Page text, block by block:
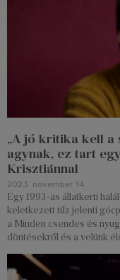
„A jó kritika kell a
agynak, ez tart
Krisztiánnal
2023. november 14.
Egy 1993-as állatkerti
keletkezett tűz jelenti
a Minden csendes és
döntésekről és a velünk